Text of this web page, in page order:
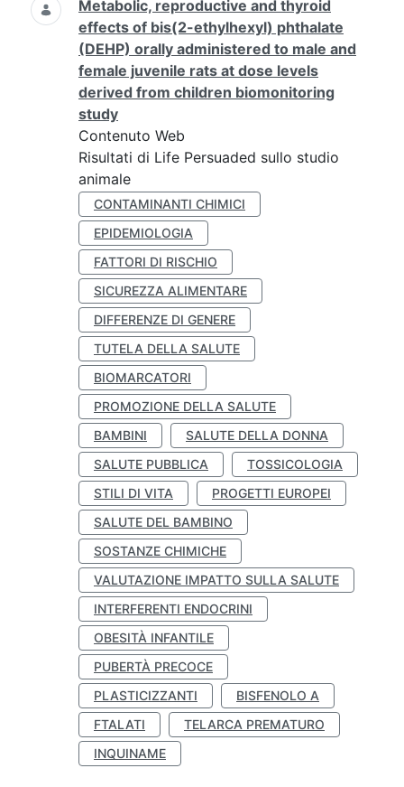
Metabolic, reproductive and thyroid
effects of bis(2-ethylhexyl) phthalate
(DEHP) orally administered to male and
female juvenile rats at dose levels
derived from children biomonitoring
study
Contenuto Web
Risultati di Life Persuaded sullo studio
animale
CONTAMINANTI CHIMICI
EPIDEMIOLOGIA
FATTORI DI RISCHIO
SICUREZZA ALIMENTARE
DIFFERENZE DI GENERE
TUTELA DELLA SALUTE
BIOMARCATORI
PROMOZIONE DELLA SALUTE
BAMBINI
SALUTE DELLA DONNA
SALUTE PUBBLICA
TOSSICOLOGIA
STILI DI VITA
PROGETTI EUROPEI
SALUTE DEL BAMBINO
SOSTANZE CHIMICHE
VALUTAZIONE IMPATTO SULLA SALUTE
INTERFERENTI ENDOCRINI
OBESITÀ INFANTILE
PUBERTÀ PRECOCE
PLASTICIZZANTI
BISFENOLO A
FTALATI
TELARCA PREMATURO
INQUINAME